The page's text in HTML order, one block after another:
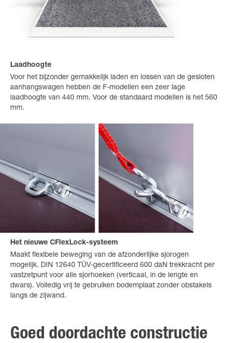
Laadhoogte
Voor het bijzonder gemakkelijk laden en lossen van de gesloten
aanhangswagen hebben de F-modellen een zeer lage
laadhoogte van 440 mm. Voor de standaard modellen is het 560
mm.
Het nieuwe CFlexLock-systeem
Maakt flexibele beweging van de afzonderlijke sjorogen
mogelijk. DIN 12640 TÜV-gecertificeerd 600 daN trekkracht per
vastzetpunt voor alle sjorhoeken (verticaal, in de lengte en
dwars). Volledig vrij te gebruiken bodemplaat zonder obstakels
langs de zijwand.
Goed doordachte constructie